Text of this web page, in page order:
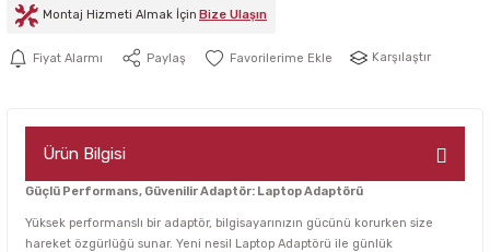
Montaj Hizmeti Almak İçin Bize Ulaşın
Fiyat Alarmı Paylaş Karşılaştır
Ürün Bilgisi
Güçlü Performans, Güvenilir Adaptör: Laptop Adaptörü
Yüksek performanslı bir adaptör, bilgisayarınızın gücünü korurken size
hareket özgürlüğü sunar. Yeni nesil Laptop Adaptörü ile günlük